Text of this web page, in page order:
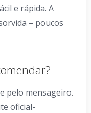
e rápida. A
– poucos
pelo mensageiro.
oficial-